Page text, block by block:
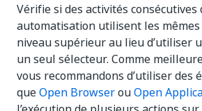
Vérifie si des activités consécutives
automatisation utilisent les
niveau supérieur au lieu d’utiliser
un seul sélecteur. Comme
vous recommandons d’utiliser des
queOpen BrowserouOpen